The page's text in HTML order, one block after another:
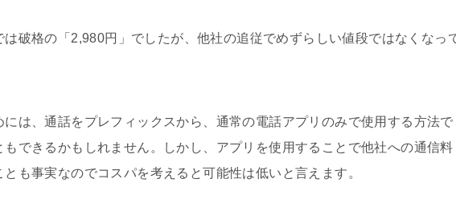
破格の「2,980円」でしたが、他社の追従でめずらしい値段ではなくなっ
は、通話をプレフィックスから、通常の電話アプリのみで使用する方法で
できるかもしれません。しかし、アプリを使用することで他社への通信料
も事実なのでコスパを考えると可能性は低いと言えます。